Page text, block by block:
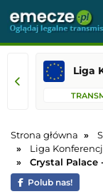
Strona główna
Liga
Crystal Palace
Polub nas!